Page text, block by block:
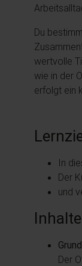
Du
wertvolle
wie in der
erfolgt ein
In
Der
und
Der